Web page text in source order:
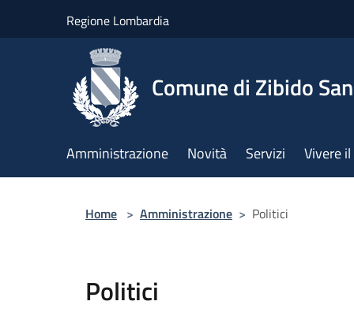
Regione Lombardia
Comune di Zibido
Amministrazione Novità Servizi Vivere
Home > Amministrazione > Politici
Politici